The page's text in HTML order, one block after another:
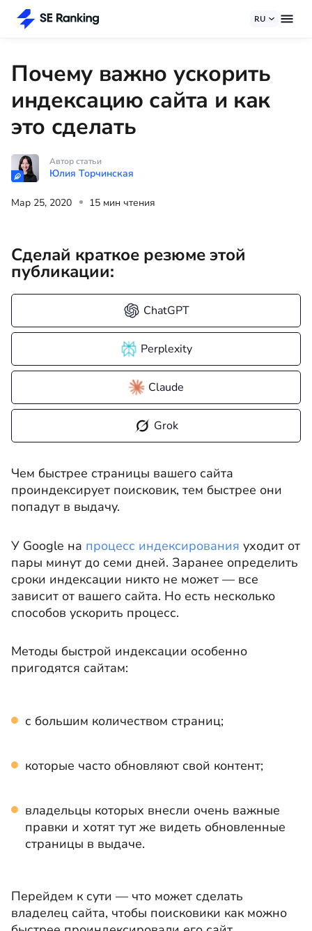
RU
Почему важно ускорить
индексацию сайта и как
это сделать
Автор статьи
Юлия Торчинская
Мар 25, 2020 15 мин чтения
Сделай краткое резюме этой
публикации:
ChatGPT
Perplexity
Claude
Grok
Чем быстрее страницы вашего сайта
проиндексирует поисковик, тем быстрее они
попадут в выдачу.
У Google на процесс индексирования уходит от
пары минут до семи дней. Заранее определить
сроки индексации никто не может — все
зависит от вашего сайта. Но есть несколько
способов ускорить процесс.
Методы быстрой индексации особенно
пригодятся сайтам:
с большим количеством страниц;
которые часто обновляют свой контент;
владельцы которых внесли очень важные
правки и хотят тут же видеть обновленные
страницы в выдаче.
Перейдем к сути — что может сделать
владелец сайта, чтобы поисковики как можно